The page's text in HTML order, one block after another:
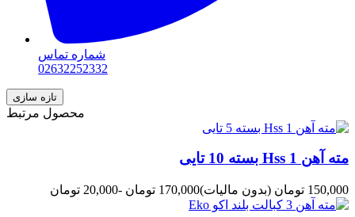
شماره تماس
02632252332
محصول مرتبط
مته آهن 1 Hss بسته 10 تایی
150,000 تومان (بدون مالیات)170,000 تومان -20,000 تومان